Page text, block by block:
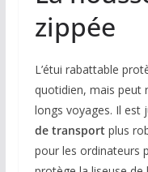
zippée
L’étui rabattable
quotidien, mais peut
longs voyages. Il est
de transport plus
pour les ordinateurs